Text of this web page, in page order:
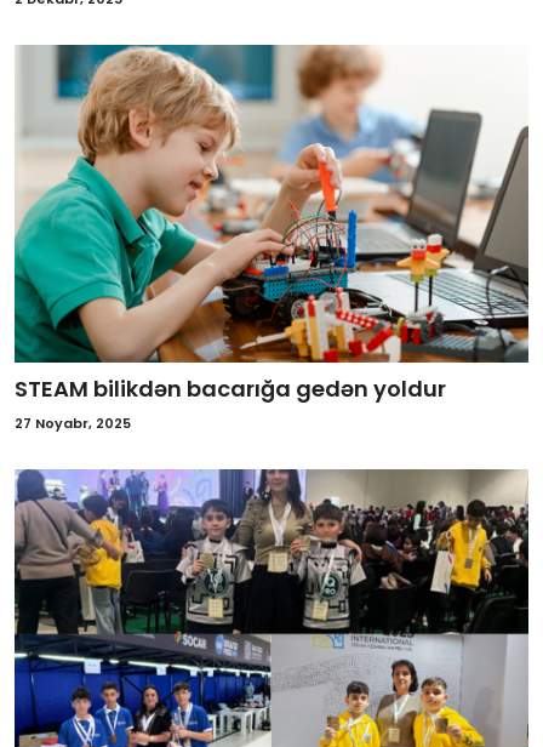
STEAM bilikdən bacarığa gedən yoldur
27 Noyabr, 2025